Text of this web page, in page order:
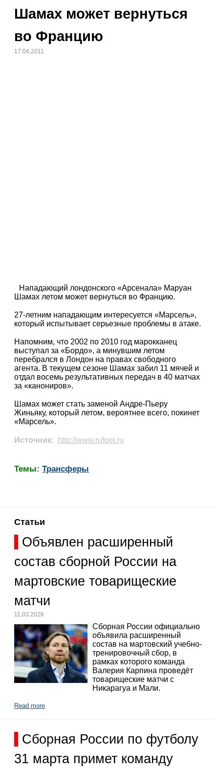
Шамах может вернуться
во Францию
17.04.2011
Нападающий лондонского «Арсенала» Маруан
Шамах летом может вернуться во Францию.
27-летним нападающим интересуется «Марсель»,
который испытывает серьезные проблемы в атаке.
Напомним, что 2002 по 2010 год марокканец
выступал за «Бордо», а минувшим летом
перебрался в Лондон на правах свободного
агента. В текущем сезоне Шамах забил 11 мячей и
отдал восемь результативных передач в 40 матчах
за «канониров».
Шамах может стать заменой Андре-Пьеру
Жиньяку, который летом, вероятнее всего, покинет
«Марсель».
Источник: http://www.rufoot.ru
Темы:Трансферы
Статьи
Объявлен расширенный
состав сборной России на
мартовские товарищеские
матчи
11.03.2026
Сборная России официально
объявила расширенный
состав на мартовский учебно-
тренировочный сбор, в
рамках которого команда
Валерия Карпина проведёт
товарищеские матчи с
Никарагуа и Мали.
Read more
Сборная России по футболу
31 марта примет команду